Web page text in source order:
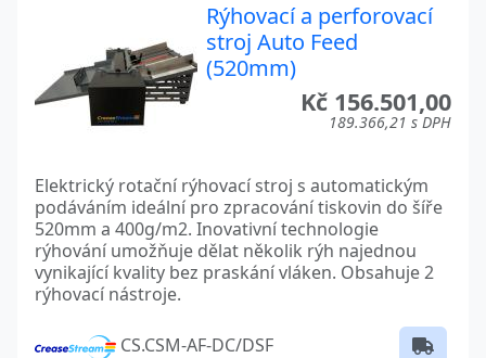
Rýhovací a perforovací
stroj Auto Feed
(520mm)
Kč 156.501,00
189.366,21 s DPH
Elektrický rotační rýhovací stroj s automatickým
podáváním ideální pro zpracování tiskovin do šíře
520mm a 400g/m2. Inovativní technologie
rýhování umožňuje dělat několik rýh najednou
vynikající kvality bez praskání vláken. Obsahuje 2
rýhovací nástroje.
CS.CSM-AF-DC/DSF